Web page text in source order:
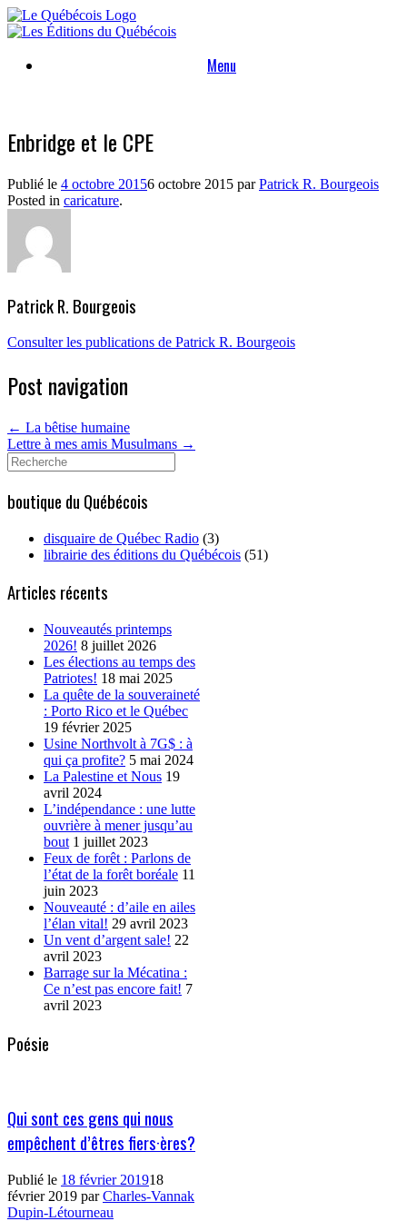
Skip
to
Menu
Enbridge et le CPE
Publié le 4 octobre 20156 octobre 2015 parPatrick R. Bourgeois
Posted in caricature.
Patrick R. Bourgeois
Consulter les publications de Patrick R. Bourgeois
Post navigation
← La bêtise humaine
Lettre à mes amis Musulmans →
Search
for:
boutique du Québécois
disquaire de Québec Radio (3)
librairie des éditions du Québécois (51)
Articles récents
Nouveautés printemps
2026! 8 juillet 2026
Les élections au temps des
Patriotes! 18 mai 2025
La quête de la souveraineté
: Porto Rico et le Québec
19 février 2025
Usine Northvolt à 7G$ : à
qui ça profite? 5 mai 2024
La Palestine et Nous 19
avril 2024
L’indépendance : une lutte
ouvrière à mener jusqu’au
bout 1 juillet 2023
Feux de forêt : Parlons de
l’état de la forêt boréale 11
juin 2023
Nouveauté : d’aile en ailes
l’élan vital! 29 avril 2023
Un vent d’argent sale! 22
avril 2023
Barrage sur la Mécatina :
Ce n’est pas encore fait! 7
avril 2023
Poésie
Qui sont ces gens qui nous
empêchent d’êtres fiers·ères?
Publié le 18 février 201918
février 2019 parCharles-Vannak
Dupin-Létourneau